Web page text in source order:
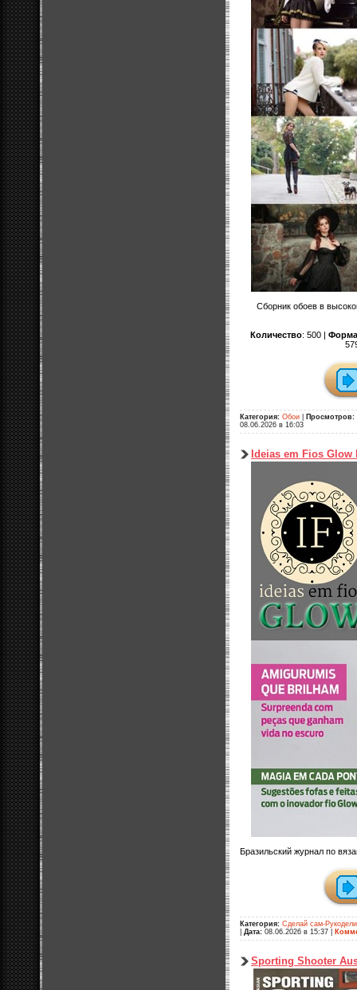
Сборник обоев в
Количество: 500 |
Категория: Обои Просмотров:
08.06.2026 в 16:03
Ideias em Fios Glow
Бразильский журнал по
Категория: Сделай сам-
Дата: 08.06.2026 в 15:37
Sporting Shooter